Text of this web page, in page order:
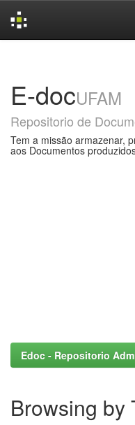
E-docUFAM
Repositorio de
Tem a missão armazenar,
aos Documentos
Edoc - Repositorio
Browsing by